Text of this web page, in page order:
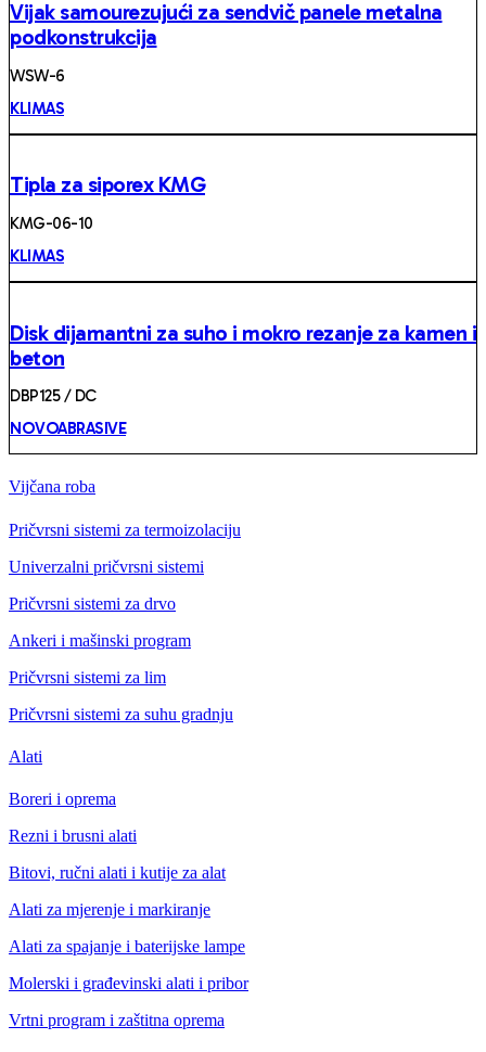
Vijak samourezujući za sendvič panele metalna
podkonstrukcija
WSW-6
KLIMAS
Tipla za siporex KMG
KMG-06-10
KLIMAS
Disk dijamantni za suho i mokro rezanje za kamen i
beton
DBP125 / DC
NOVOABRASIVE
Vijčana roba
Pričvrsni sistemi za termoizolaciju
Univerzalni pričvrsni sistemi
Pričvrsni sistemi za drvo
Ankeri i mašinski program
Pričvrsni sistemi za lim
Pričvrsni sistemi za suhu gradnju
Alati
Boreri i oprema
Rezni i brusni alati
Bitovi, ručni alati i kutije za alat
Alati za mjerenje i markiranje
Alati za spajanje i baterijske lampe
Molerski i građevinski alati i pribor
Vrtni program i zaštitna oprema